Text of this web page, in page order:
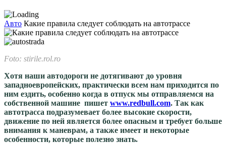
Авто Какие правила следует соблюдать на автотрассе
Foto: stirile.rol.ro
Хотя наши автодороги не дотягивают до уровня
западноевропейских, практически всем нам приходится по
ним ездить, особенно когда в отпуск мы отправляемся на
собственной машине пишет www.redbull.com. Так как
автотрасса подразумевает более высокие скорости,
движение по ней является более опасным и требует больше
внимания к маневрам, а также имеет и некоторые
особенности, которые полезно знать.